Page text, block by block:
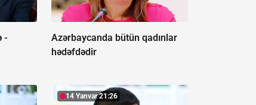
-
Azərbaycanda bütün qadınlar
hədəfdədir
14 Yanvar 21:26